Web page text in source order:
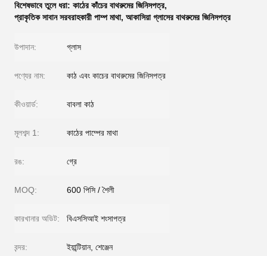
বিশেষভাবে তুলে ধরা: কাঠের কাঁচের বাথরুমের জিনিসপত্র,
প্রাকৃতিক সাবান সরবরাহকারী পাম্প মাথা, আকাসিয়া গ্লাসের বাথরুমের জিনিসপত্র
উপাদান: গ্লাস
পণ্যের নাম: কাঠ এবং কাচের বাথরুমের জিনিসপত্র
কীওয়ার্ড: বাবলা কাঠ
মূলশব্দ 1: কাঠের পাম্পের মাথা
রঙ: গ্রে
MOQ: 600 পিসি / শৈলী
কারখানার অডিট: বিএসসিআই শংসাপত্র
বন্দর: ইয়ান্টিয়ান, শেঞ্জেন